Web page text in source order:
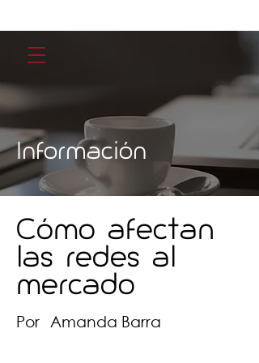
Información
Cómo afectan
las redes al
mercado
Por Amanda Barra